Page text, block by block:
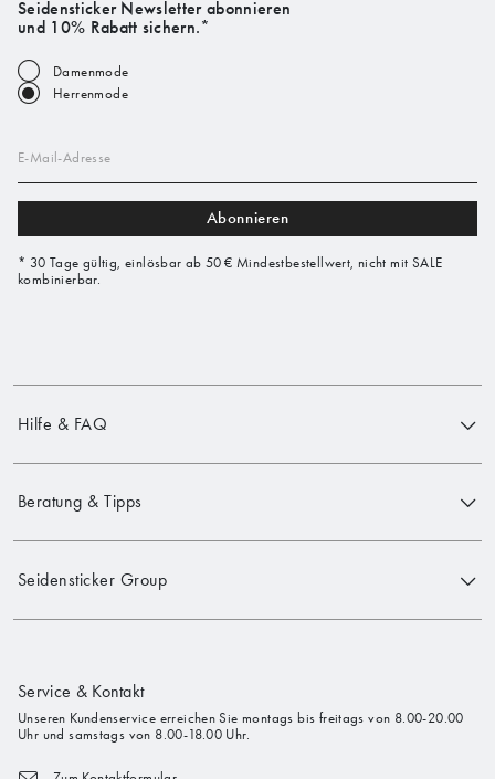
Seidensticker Newsletter abonnieren
und 10% Rabatt sichern.*
Damenmode
Herrenmode
E-Mail-Adresse
Abonnieren
* 30 Tage gültig, einlösbar ab 50 € Mindestbestellwert, nicht mit SALE
kombinierbar.
Hilfe & FAQ
Beratung & Tipps
Seidensticker Group
Service & Kontakt
Unseren Kundenservice erreichen Sie montags bis freitags von 8.00-20.00
Uhr und samstags von 8.00-18.00 Uhr.